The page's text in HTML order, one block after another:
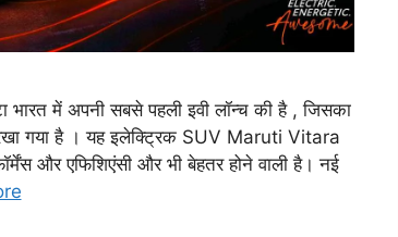
में अपनी सबसे पहली इवी लॉन्च की है , जिसका
गया है । यह इलेक्ट्रिक SUV Maruti Vitara
और एफिशिएंसी और भी बेहतर होने वाली है। नई